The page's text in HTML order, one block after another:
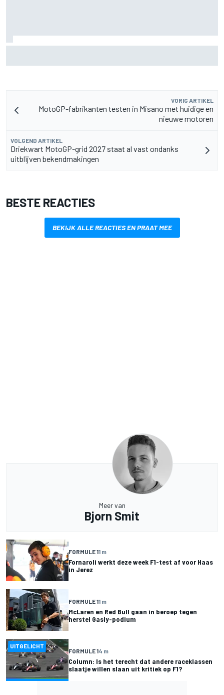
VORIG ARTIKEL
MotoGP-fabrikanten testen in Misano met huidige en
nieuwe motoren
VOLGEND ARTIKEL
Driekwart MotoGP-grid 2027 staat al vast ondanks
uitblijven bekendmakingen
BESTE REACTIES
BEKIJK ALLE REACTIES EN PRAAT MEE
Meer van
Bjorn Smit
FORMULE 11 m
Fornaroli werkt deze week F1-test af voor Haas
in Jerez
FORMULE 11 m
McLaren en Red Bull gaan in beroep tegen
herstel Gasly-podium
UITGELICHT
FORMULE 14 m
Column: Is het terecht dat andere raceklassen
slaatje willen slaan uit kritiek op F1?